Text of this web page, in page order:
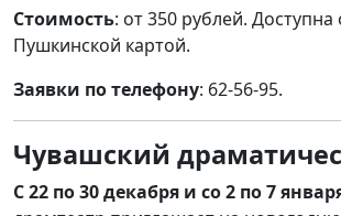
Стоимость: от 350 рублей. Доступна
Пушкинской картой.
Заявки по телефону: 62-56-95.
Чувашский
С 22 по 30 декабря и со 2 по 7